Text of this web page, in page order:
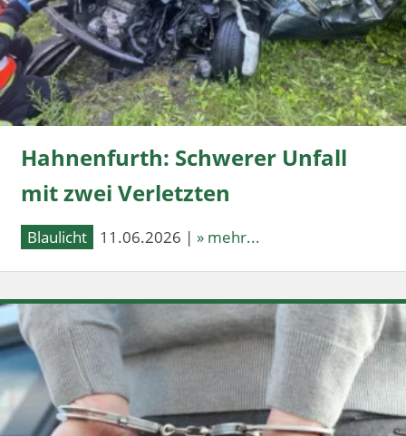
Hahnenfurth: Schwerer Unfall
mit zwei Verletzten
Blaulicht 11.06.2026 | » mehr...